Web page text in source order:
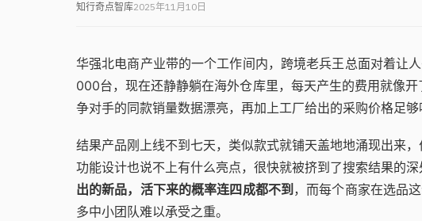
知行奇点智库2025年11月10日
华强北电商产业带的一个工作间内，跨境老兵王总面对着
000台，现在还静静躺在海外仓库里，每天产生的费用就像
争对手的同款销量数据漂亮，再加上工厂给出的采购价格足够
结果产品刚上线不到七天，类似款式就铺天盖地地涌现出来
功能设计也说不上有什么亮点，很快就被挤到了搜索结果的
出的新品，活下来的概率连四成都不到 ，而每个商家在选品
多中小团队难以承受之重。